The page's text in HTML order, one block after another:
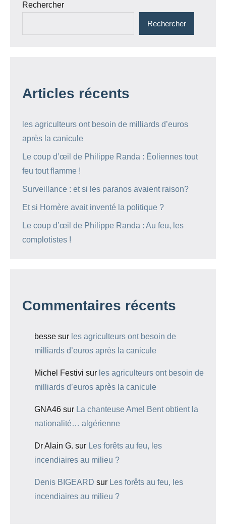
Rechercher
Rechercher
Articles récents
les agriculteurs ont besoin de milliards d’euros
après la canicule
Le coup d’œil de Philippe Randa : Éoliennes tout
feu tout flamme !
Surveillance : et si les paranos avaient raison?
Et si Homère avait inventé la politique ?
Le coup d’œil de Philippe Randa : Au feu, les
complotistes !
Commentaires récents
besse sur les agriculteurs ont besoin de
milliards d’euros après la canicule
Michel Festivi sur les agriculteurs ont besoin de
milliards d’euros après la canicule
GNA46 sur La chanteuse Amel Bent obtient la
nationalité… algérienne
Dr Alain G. sur Les forêts au feu, les
incendiaires au milieu ?
Denis BIGEARD sur Les forêts au feu, les
incendiaires au milieu ?